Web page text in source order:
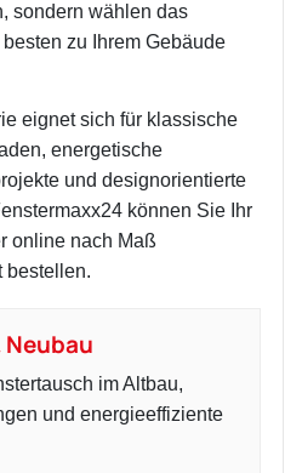
sondern wählen das
zu Ihrem Gebäude
eignet sich für klassische
energetische
und designorientierte
können Sie Ihr
online nach Maß
bestellen.
Neubau
im Altbau,
und energieeffiziente